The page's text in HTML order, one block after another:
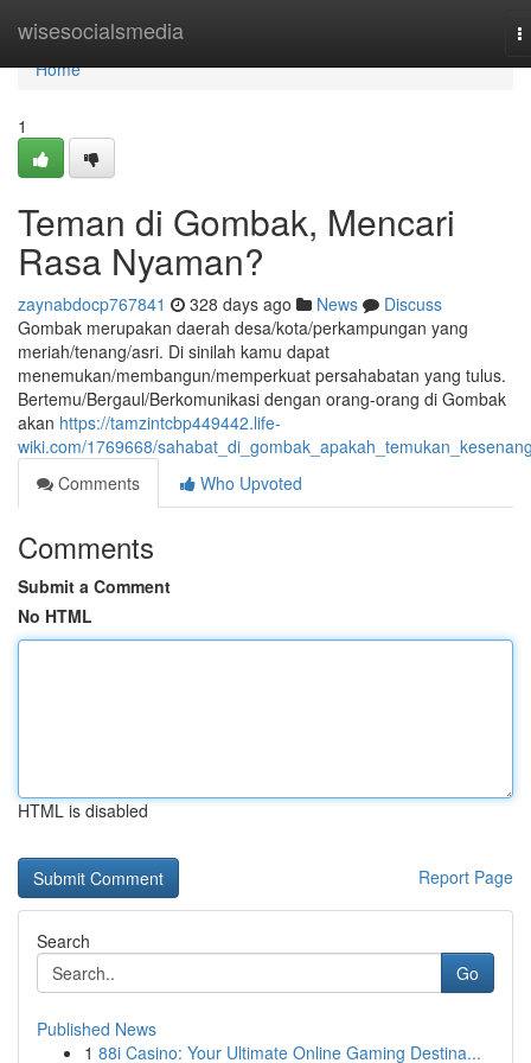
wisesocialsmedia
Home
Home
1
Teman di Gombak, Mencari
Rasa Nyaman?
zaynabdocp767841 328 days ago News
Discuss
Gombak merupakan daerah desa/kota/perkampungan yang
meriah/tenang/asri. Di sinilah kamu dapat
menemukan/membangun/memperkuat persahabatan yang tulus.
Bertemu/Bergaul/Berkomunikasi dengan orang-orang di Gombak
akan https://tamzintcbp449442.life-
wiki.com/1769668/
Comments
Who Upvoted
Comments
Submit a Comment
No HTML
HTML is disabled
Report Page
Search
Go
Published News
1 88i Casino: Your Ultimate Online Gaming Destina...